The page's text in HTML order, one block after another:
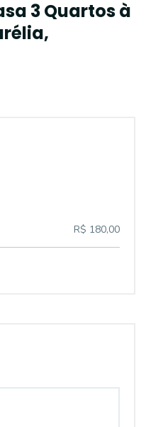
3 Quartos à
R$ 180,00